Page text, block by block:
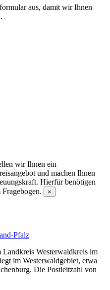
aus, damit wir Ihnen
wir Ihnen ein
und machen Ihnen
Hierfür benötigen
×
Pfalz
Westerwaldkreis im
im Westerwaldgebiet, etwa
Die Postleitzahl von